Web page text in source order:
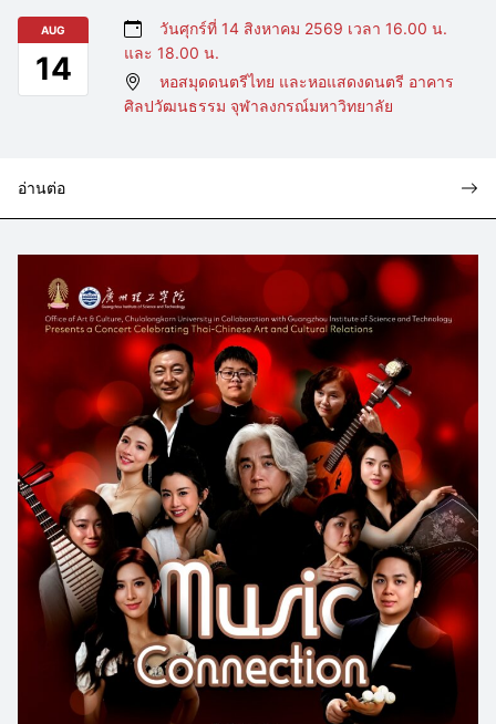
AUG
14
วันศุกร์ที่ 14 สิงหาคม 2569 เวลา 16.00 น.
และ 18.00 น.
หอสมุดดนตรีไทย และหอแสดงดนตรี อาคาร
ศิลปวัฒนธรรม จุฬาลงกรณ์มหาวิทยาลัย
อ่านต่อ